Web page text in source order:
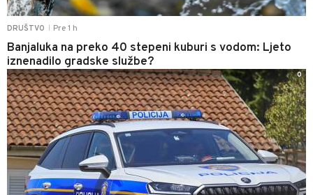
DRUŠTVO Pre 1 h
Banjaluka na preko 40 stepeni kuburi s vodom: Ljeto
iznenadilo gradske službe?
0